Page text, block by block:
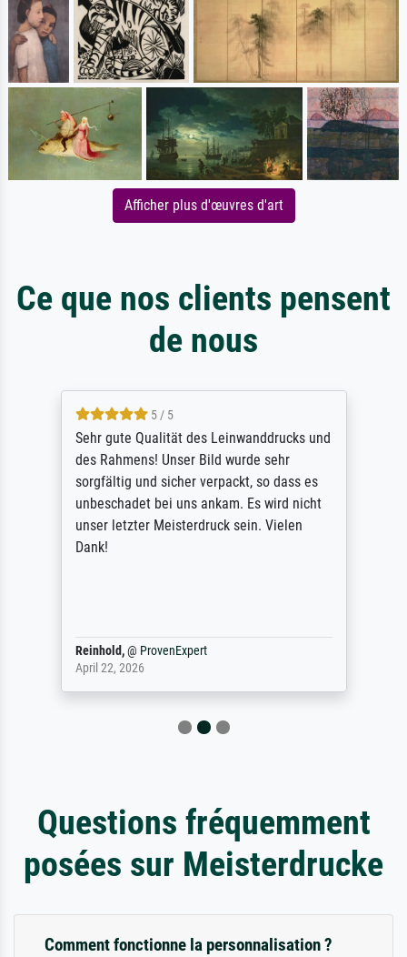
Afficher plus d'œuvres d'art
Ce que nos clients pensent
de nous
5 / 5
Sehr gute Qualität des Leinwanddrucks und
des Rahmens! Unser Bild wurde sehr
sorgfältig und sicher verpackt, so dass es
unbeschadet bei uns ankam. Es wird nicht
unser letzter Meisterdruck sein. Vielen
Dank!
Reinhold,@ ProvenExpert
April 22, 2026
Questions fréquemment
posées sur Meisterdrucke
Comment fonctionne la personnalisation ?